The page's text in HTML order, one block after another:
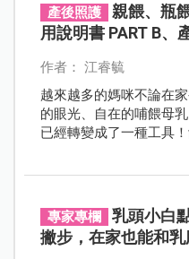
產後照護
親餵、瓶
用說明書 PART B、
作者： 江睿毓
越來越多的媽咪不論在
的眼光、自在的哺餵母
已經轉變成了一種工具
專家專欄
乳頭小白
撇步，在家也能和乳